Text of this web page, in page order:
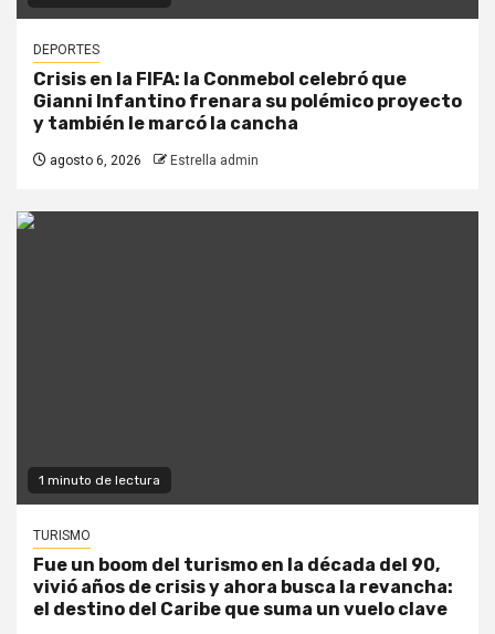
DEPORTES
Crisis en la FIFA: la Conmebol celebró que
Gianni Infantino frenara su polémico proyecto
y también le marcó la cancha
agosto 6, 2026 Estrella admin
1 minuto de lectura
TURISMO
Fue un boom del turismo en la década del 90,
vivió años de crisis y ahora busca la revancha:
el destino del Caribe que suma un vuelo clave